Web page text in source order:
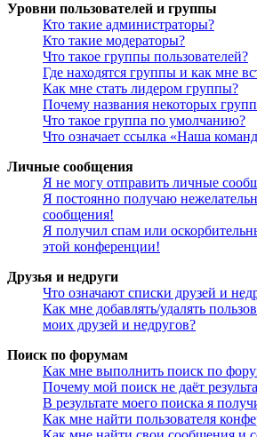
Уровни пользователей и группы
Кто такие администраторы?
Кто такие модераторы?
Что такое группы пользователей?
Где находятся группы и как мне
Как мне стать лидером группы?
Почему названия некоторых
Что такое группа по умолчанию?
Что означает ссылка «Наша
Личные сообщения
Я не могу отправить личные
Я постоянно получаю
сообщения!
Я получил спам или
этой конференции!
Друзья и недруги
Что означают списки друзей и
Как мне добавлять/удалять
моих друзей и недругов?
Поиск по форумам
Как мне выполнить поиск по
Почему мой поиск не даёт
В результате моего поиска я
Как мне найти пользователя